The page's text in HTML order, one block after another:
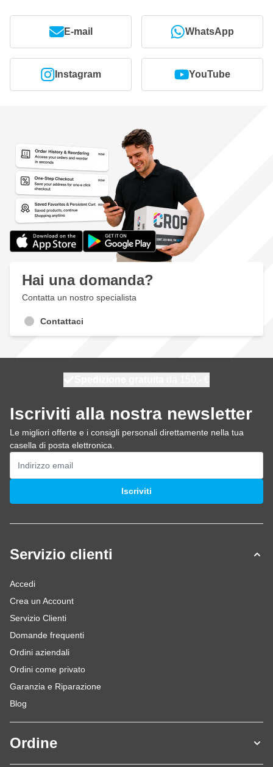
E-mail WhatsApp
Instagram YouTube
Hai una domanda?
Contatta un nostro specialista
Contattaci
Iscriviti alla nostra newsletter
Le migliori offerte e i consigli personali direttamente nella tua
casella di posta elettronica.
Indirizzo email
Iscriviti
Servizio clienti
Accedi
Crea un Account
Servizio Clienti
Domande frequenti
Ordini aziendali
Ordini come privato
Garanzia e Riparazione
Blog
Ordine